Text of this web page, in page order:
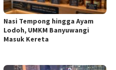
Nasi Tempong hingga Ayam
Lodoh, UMKM Banyuwangi
Masuk Kereta